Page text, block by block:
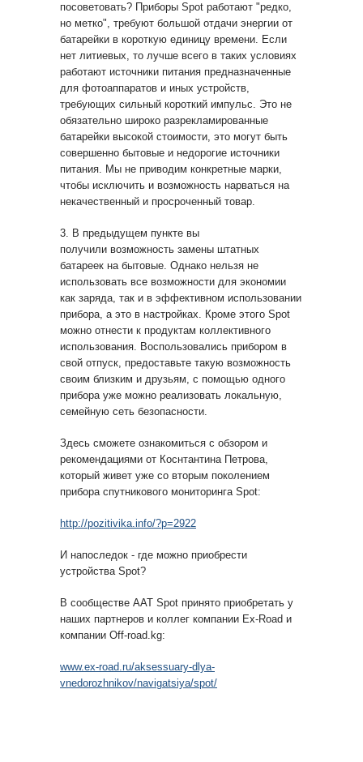
посоветовать? Приборы Spot работают "редко,
но метко", требуют большой отдачи энергии от
батарейки в короткую единицу времени. Если
нет литиевых, то лучше всего в таких условиях
работают источники питания предназначенные
для фотоаппаратов и иных устройств,
требующих сильный короткий импульс. Это не
обязательно широко разрекламированные
батарейки высокой стоимости, это могут быть
совершенно бытовые и недорогие источники
питания. Мы не приводим конкретные марки,
чтобы исключить и возможность нарваться на
некачественный и просроченный товар.
3. В предыдущем пункте вы
получили возможность замены штатных
батареек на бытовые. Однако нельзя не
использовать все возможности для экономии
как заряда, так и в эффективном использовании
прибора, а это в настройках. Кроме этого Spot
можно отнести к продуктам коллективного
использования. Воспользовались прибором в
свой отпуск, предоставьте такую возможность
своим близким и друзьям, с помощью одного
прибора уже можно реализовать локальную,
семейную сеть безопасности.
Здесь сможете ознакомиться с обзором и
рекомендациями от Коснтантина Петрова,
который живет уже со вторым поколением
прибора спутникового мониторинга Spot:
http://pozitivika.info/?p=2922
И напоследок - где можно приобрести
устройства Spot?
В сообществе ААТ Spot принято приобретать у
наших партнеров и коллег компании Ex-Road и
компании Off-road.kg:
www.ex-road.ru/aksessuary-dlya-
vnedorozhnikov/navigatsiya/spot/